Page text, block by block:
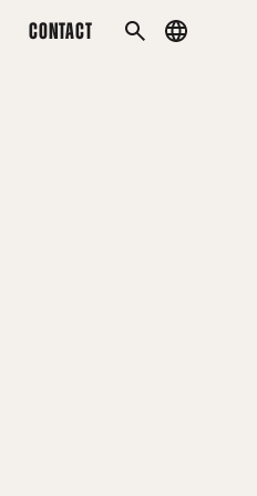
CONTACT
SEARCHCountry